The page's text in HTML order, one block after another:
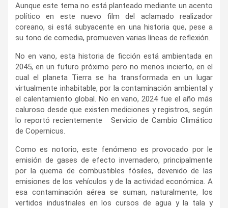
Aunque este tema no está planteado mediante un acento
político en este nuevo film del aclamado realizador
coreano, si está subyacente en una historia que, pese a
su tono de comedia, promueven varias líneas de reflexión.
No en vano, esta historia de ficción está ambientada en
2045, en un futuro próximo pero no menos incierto, en el
cual el planeta Tierra se ha transformada en un lugar
virtualmente inhabitable, por la contaminación ambiental y
el calentamiento global. No en vano, 2024 fue el año más
caluroso desde que existen mediciones y registros, según
lo reportó recientemente Servicio de Cambio Climático
de Copernicus.
Como es notorio, este fenómeno es provocado por le
emisión de gases de efecto invernadero, principalmente
por la quema de combustibles fósiles, devenido de las
emisiones de los vehículos y de la actividad económica. A
esa contaminación aérea se suman, naturalmente, los
vertidos industriales en los cursos de agua y la tala y